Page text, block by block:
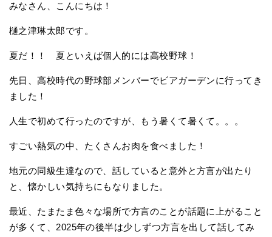
みなさん、こんにちは！
樋之津琳太郎です。
夏だ！！ 夏といえば個人的には高校野球！
先日、高校時代の野球部メンバーでビアガーデンに行ってき
ました！
人生で初めて行ったのですが、もう暑くて暑くて。。。
すごい熱気の中、たくさんお肉を食べました！
地元の同級生達なので、話していると意外と方言が出たり
と、懐かしい気持ちにもなりました。
最近、たまたま色々な場所で方言のことが話題に上がること
が多くて、2025年の後半は少しずつ方言を出して話してみ